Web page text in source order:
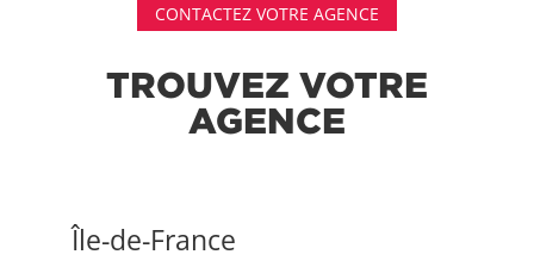
CONTACTEZ VOTRE AGENCE
TROUVEZ VOTRE
AGENCE
Île-de-France